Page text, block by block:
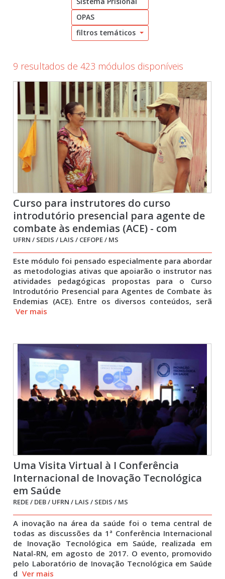
OPAS
filtros temáticos
9 resultados de 423 módulos disponíveis
Curso para instrutores do curso
introdutório presencial para agente de
combate às endemias (ACE) - com
Audiodescrição
UFRN / SEDIS / LAIS / CEFOPE / MS
Este módulo foi pensado especialmente para abordar
as metodologias ativas que apoiarão o instrutor nas
atividades pedagógicas propostas para o Curso
Introdutório Presencial para Agentes de Combate às
Endemias (ACE). Entre os diversos conteúdos, serã
Ver mais
Uma Visita Virtual à I Conferência
Internacional de Inovação Tecnológica
em Saúde
REDE / DEB / UFRN / LAIS / SEDIS / MS
A inovação na área da saúde foi o tema central de
todas as discussões da 1ª Conferência Internacional
de Inovação Tecnológica em Saúde, realizada em
Natal-RN, em agosto de 2017. O evento, promovido
pelo Laboratório de Inovação Tecnológica em Saúde
d Ver mais